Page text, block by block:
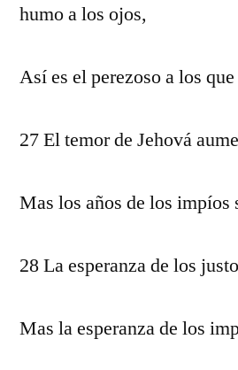
humo a los ojos,
Así es el perezoso a los
27 El temor de Jehová
Mas los años de los impíos
28 La esperanza de los
Mas la esperanza de los